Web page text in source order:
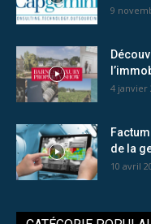
9
4 janvier
de la
10 avril